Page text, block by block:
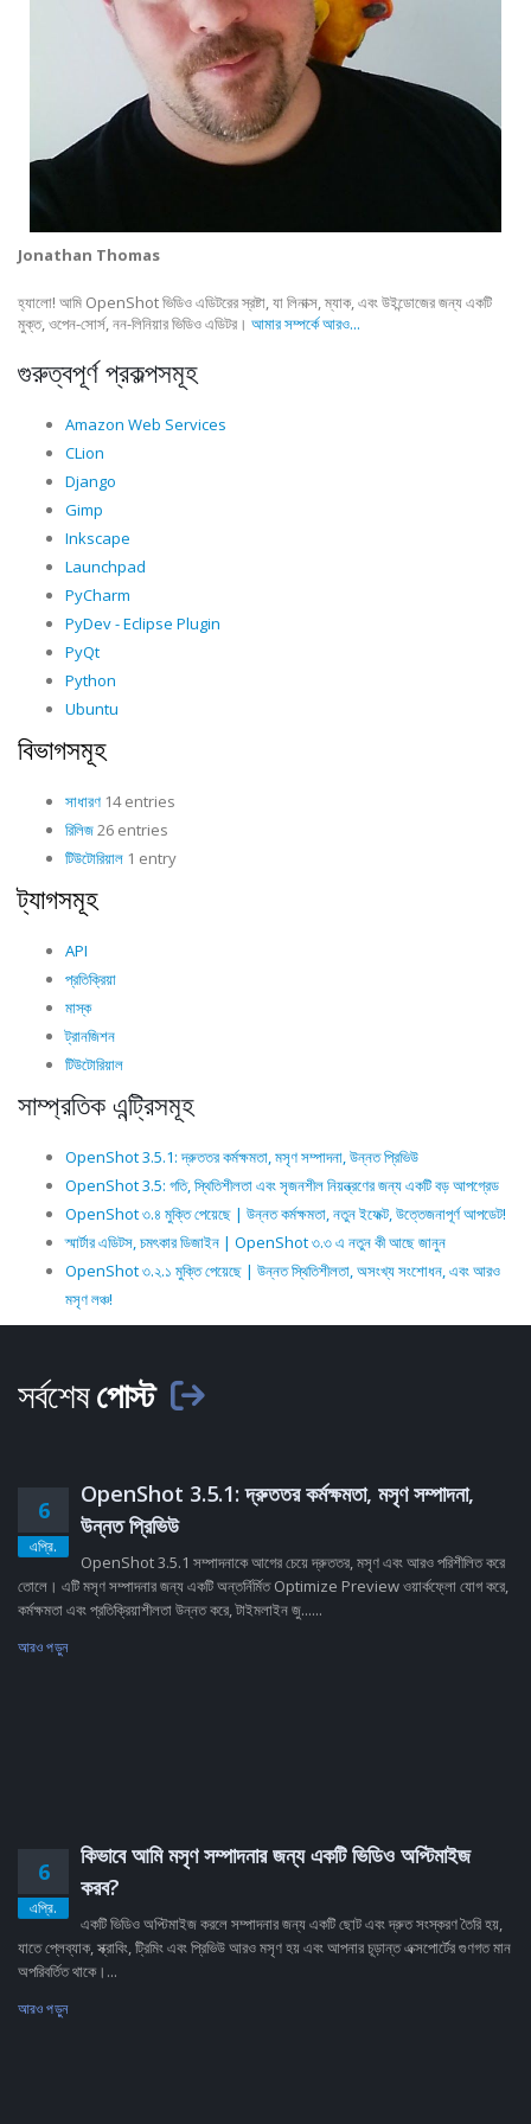
Jonathan Thomas
হ্যালো! আমি OpenShot ভিডিও এডিটরের স্রষ্টা, যা লিনাক্স, ম্যাক, এবং উইন্ডোজের জন্য একটি
মুক্ত, ওপেন-সোর্স, নন-লিনিয়ার ভিডিও এডিটর। আমার সম্পর্কে আরও...
গুরুত্বপূর্ণ প্রকল্পসমূহ
Amazon Web Services
CLion
Django
Gimp
Inkscape
Launchpad
PyCharm
PyDev - Eclipse Plugin
PyQt
Python
Ubuntu
বিভাগসমূহ
সাধারণ 14 entries
রিলিজ26 entries
টিউটোরিয়াল 1 entry
ট্যাগসমূহ
API
প্রতিক্রিয়া
মাস্ক
ট্রানজিশন
টিউটোরিয়াল
সাম্প্রতিক এন্ট্রিসমূহ
OpenShot 3.5.1: দ্রুততর কর্মক্ষমতা, মসৃণ সম্পাদনা, উন্নত প্রিভিউ
OpenShot 3.5: গতি, স্থিতিশীলতা এবং সৃজনশীল নিয়ন্ত্রণের জন্য একটি বড় আপগ্রেড
OpenShot ৩.৪ মুক্তি পেয়েছে | উন্নত কর্মক্ষমতা, নতুন ইফেক্ট, উত্তেজনাপূর্ণ আপডেট!
স্মার্টার এডিটস, চমৎকার ডিজাইন | OpenShot ৩.৩ এ নতুন কী আছে জানুন
OpenShot ৩.২.১ মুক্তি পেয়েছে | উন্নত স্থিতিশীলতা, অসংখ্য সংশোধন, এবং আরও
মসৃণ লঞ্চ!
সর্বশেষপোস্ট
6
এপ্রি.
OpenShot 3.5.1: দ্রুততর কর্মক্ষমতা, মসৃণ সম্পাদনা,
উন্নত প্রিভিউ
OpenShot 3.5.1 সম্পাদনাকে আগের চেয়ে দ্রুততর, মসৃণ এবং আরও পরিশীলিত করে
তোলে। এটি মসৃণ সম্পাদনার জন্য একটি অন্তর্নির্মিত Optimize Preview ওয়ার্কফ্লো যোগ করে,
কর্মক্ষমতা এবং প্রতিক্রিয়াশীলতা উন্নত করে, টাইমলাইন জু......
আরও পড়ুন
6
এপ্রি.
কিভাবে আমি মসৃণ সম্পাদনার জন্য একটি ভিডিও অপ্টিমাইজ
করব?
একটি ভিডিও অপ্টিমাইজ করলে সম্পাদনার জন্য একটি ছোট এবং দ্রুত সংস্করণ তৈরি হয়,
যাতে প্লেব্যাক, স্ক্রাবিং, ট্রিমিং এবং প্রিভিউ আরও মসৃণ হয় এবং আপনার চূড়ান্ত এক্সপোর্টের গুণগত মান
অপরিবর্তিত থাকে।...
আরও পড়ুন